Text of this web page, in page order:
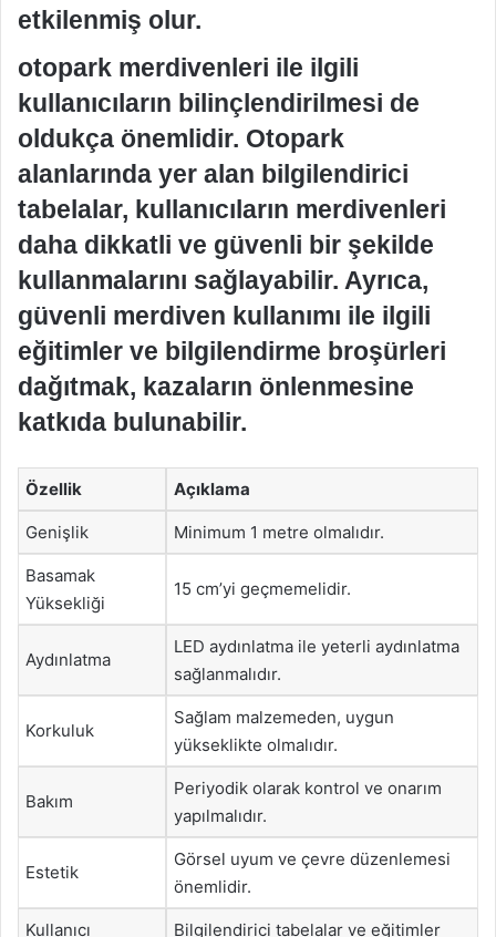
etkilenmiş olur.
otopark merdivenleri ile ilgili
kullanıcıların bilinçlendirilmesi de
oldukça önemlidir. Otopark
alanlarında yer alan bilgilendirici
tabelalar, kullanıcıların merdivenleri
daha dikkatli ve güvenli bir şekilde
kullanmalarını sağlayabilir. Ayrıca,
güvenli merdiven kullanımı ile ilgili
eğitimler ve bilgilendirme broşürleri
dağıtmak, kazaların önlenmesine
katkıda bulunabilir.
Özellik Açıklama
Genişlik Minimum 1 metre olmalıdır.
Basamak
Yüksekliği
15 cm’yi geçmemelidir.
Aydınlatma
LED aydınlatma ile yeterli aydınlatma
sağlanmalıdır.
Korkuluk
Sağlam malzemeden, uygun
yükseklikte olmalıdır.
Bakım
Periyodik olarak kontrol ve onarım
yapılmalıdır.
Estetik
Görsel uyum ve çevre düzenlemesi
önemlidir.
Kullanıcı
Bilgilendirici tabelalar ve eğitimler